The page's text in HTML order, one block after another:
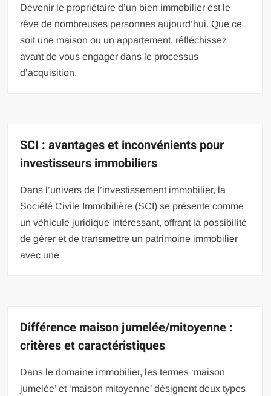
Devenir le propriétaire d’un bien immobilier est le
rêve de nombreuses personnes aujourd’hui. Que ce
soit une maison ou un appartement, réfléchissez
avant de vous engager dans le processus
d’acquisition.
SCI : avantages et inconvénients pour
investisseurs immobiliers
Dans l’univers de l’investissement immobilier, la
Société Civile Immobilière (SCI) se présente comme
un véhicule juridique intéressant, offrant la possibilité
de gérer et de transmettre un patrimoine immobilier
avec une
Différence maison jumelée/mitoyenne :
critères et caractéristiques
Dans le domaine immobilier, les termes ‘maison
jumelée’ et ‘maison mitoyenne’ désignent deux types